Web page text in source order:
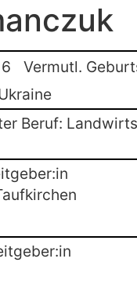
Vermutl.
Beruf: